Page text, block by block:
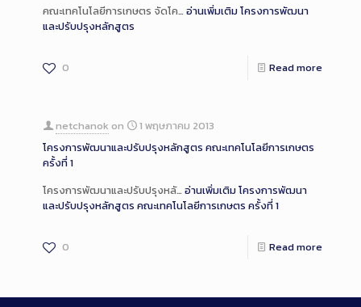
คณะเทคโนโลยีการเกษตร จัดโค… อ่านเพิ่มเติมโครงการพัฒนา
และปรับปรุงหลักสูตร
0 Read more
netchanok on
1 พฤษภาคม 2013
โครงการพัฒนาและปรับปรุงหลักสูตร คณะเทคโนโลยีการเกษตร
ครั้งที่ 1
โครงการพัฒนาและปรับปรุงหลั… อ่านเพิ่มเติมโครงการพัฒนา
และปรับปรุงหลักสูตร คณะเทคโนโลยีการเกษตร ครั้งที่ 1
0 Read more